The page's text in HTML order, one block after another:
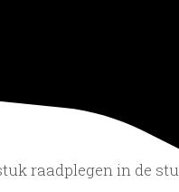
raadplegen in de